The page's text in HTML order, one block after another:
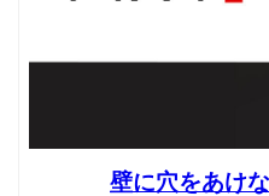
壁に穴をあけ